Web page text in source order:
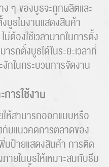
ง ๆ ของบูธจะถูกผลิตและ
บูธในงานแสดงสินค้า
ต้องใช้เวลามากในการตั้ง
รถตั้งบูธได้ในระยะเวลาที่
กในกระบวนการจัดงาน
ารใช้งาน
ให้สามารถออกแบบหรือ
บแนวคิดการตลาดของ
มป้ายแสดงสินค้า การติด
ายในบูธให้เหมาะสมกับธีม